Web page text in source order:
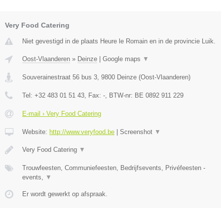
Very Food Catering
Niet gevestigd in de plaats Heure le Romain en in de provincie Luik.
Oost-Vlaanderen » Deinze Google maps ▼
Souverainestraat 56 bus 3, 9800 Deinze (Oost-Vlaanderen)
Tel: +32 483 01 51 43, Fax: -, BTW-nr: BE 0892 911 229
E-mail › Very Food Catering
Website: http://www.veryfood.be Screenshot ▼
Very Food Catering ▼
Trouwfeesten, Communiefeesten, Bedrijfsevents, Privéfeesten -
events, ▼
Er wordt gewerkt op afspraak.